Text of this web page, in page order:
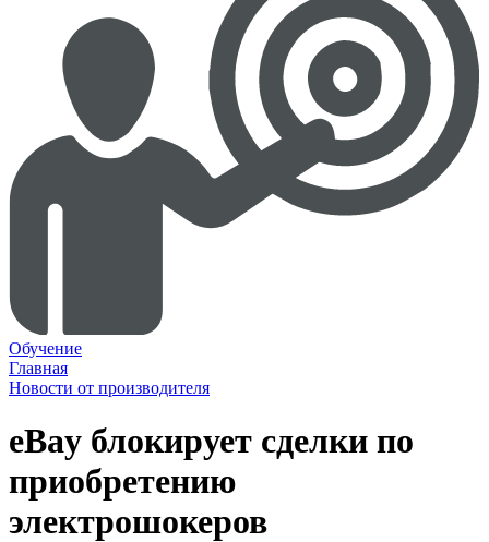
Обучение
Главная
Новости от производителя
eBay блокирует сделки по
приобретению
электрошокеров